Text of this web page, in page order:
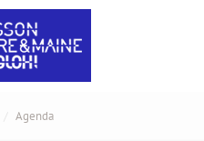
Agenda